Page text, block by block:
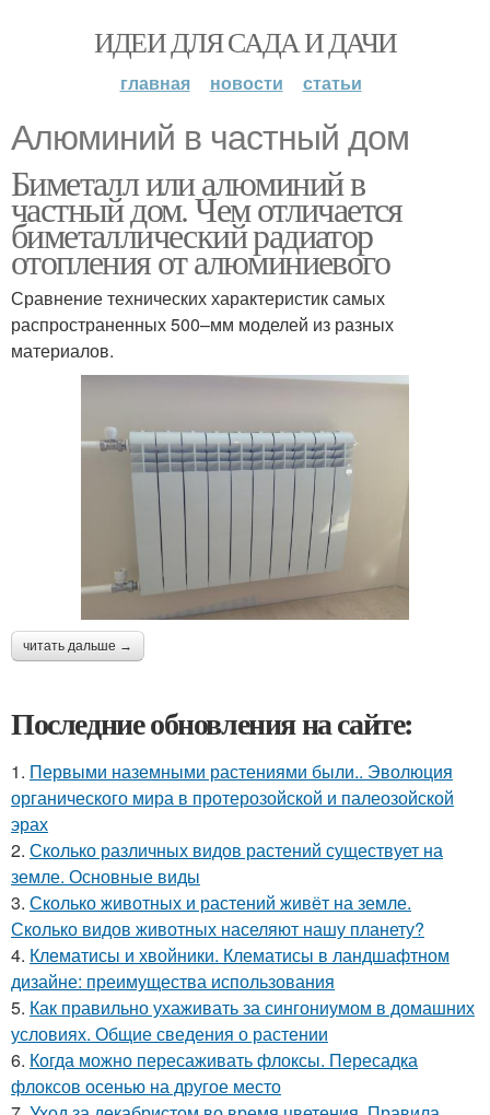
ИДЕИ ДЛЯ САДА И ДАЧИ
главная новости статьи
Алюминий в частный дом
Биметалл или алюминий в
частный дом. Чем отличается
биметаллический радиатор
отопления от алюминиевого
Сравнение технических характеристик самых
распространенных 500–мм моделей из разных
материалов.
читать дальше →
Последние обновления на сайте:
1. Первыми наземными растениями были.. Эволюция
органического мира в протерозойской и палеозойской
эрах
2. Сколько различных видов растений существует на
земле. Основные виды
3. Сколько животных и растений живёт на земле.
Сколько видов животных населяют нашу планету?
4. Клематисы и хвойники. Клематисы в ландшафтном
дизайне: преимущества использования
5. Как правильно ухаживать за сингониумом в домашних
условиях. Общие сведения о растении
6. Когда можно пересаживать флоксы. Пересадка
флоксов осенью на другое место